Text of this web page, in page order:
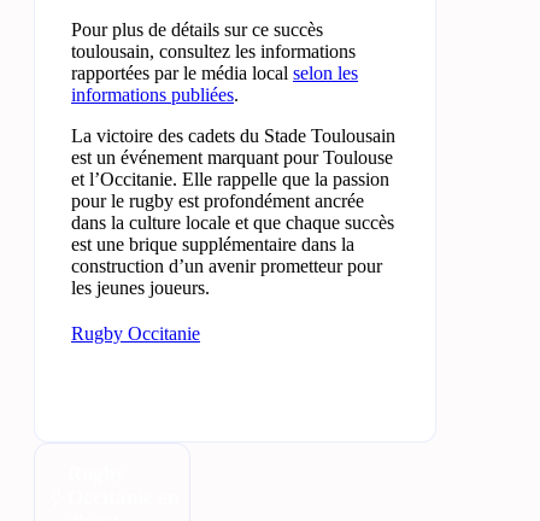
Pour plus de détails sur ce succès
toulousain, consultez les informations
rapportées par le média local selon les
informations publiées.
La victoire des cadets du Stade Toulousain
est un événement marquant pour Toulouse
et l’Occitanie. Elle rappelle que la passion
pour le rugby est profondément ancrée
dans la culture locale et que chaque succès
est une brique supplémentaire dans la
construction d’un avenir prometteur pour
les jeunes joueurs.
Rugby Occitanie